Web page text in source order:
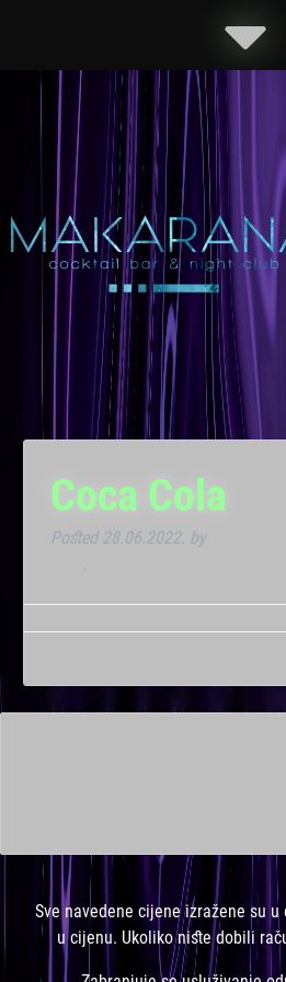
Coca Cola
Posted 28.06.2022. by
.
Sve navedene cijene izražene su
u cijenu. Ukoliko niste dobili